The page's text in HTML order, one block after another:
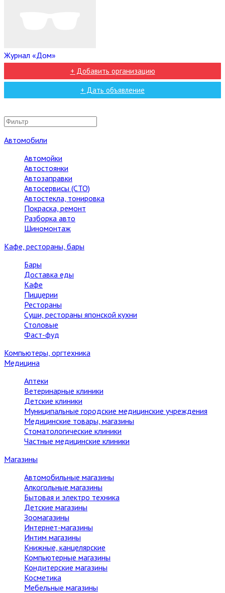
Журнал «Дом»
+ Добавить организацию
+ Дать объявление
Автомобили
Автомойки
Автостоянки
Автозаправки
Автосервисы (СТО)
Автостекла, тонировка
Покраска, ремонт
Разборка авто
Шиномонтаж
Кафе, рестораны, бары
Бары
Доставка еды
Кафе
Пиццерии
Рестораны
Суши, рестораны японской кухни
Столовые
Фаст-фуд
Компьютеры, оргтехника
Медицина
Аптеки
Ветеринарные клиники
Детские клиники
Муниципальные городские медицинские учреждения
Медицинские товары, магазины
Стоматологические клиники
Частные медицинские клиники
Магазины
Автомобильные магазины
Алкогольные магазины
Бытовая и электро техника
Детские магазины
Зоомагазины
Интернет-магазины
Интим магазины
Книжные, канцелярские
Компьютерные магазины
Кондитерские магазины
Косметика
Мебельные магазины